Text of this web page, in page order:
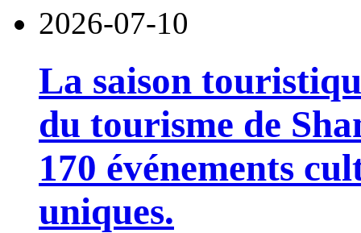
2026-07-10
La saison
du tourisme de
170 événements
uniques.